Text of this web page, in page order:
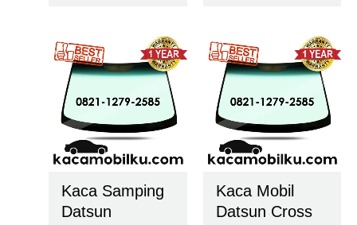
Kaca Samping
Datsun
Kaca Mobil
Datsun Cross